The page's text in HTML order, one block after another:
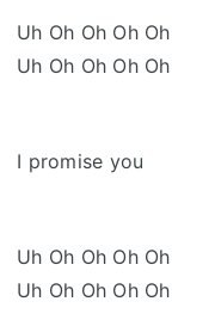
Uh Oh Oh Oh Oh
Uh Oh Oh Oh Oh
I promise you
Uh Oh Oh Oh Oh
Uh Oh Oh Oh Oh